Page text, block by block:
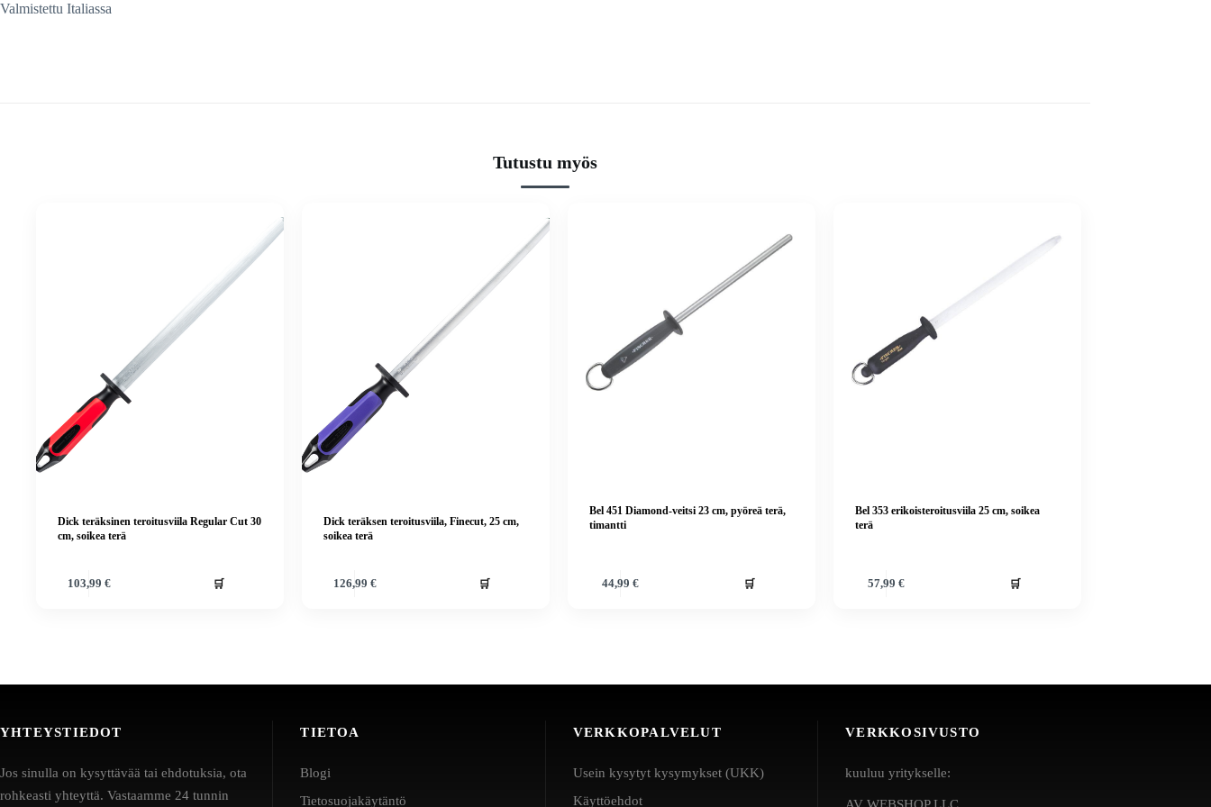
Valmistettu Italiassa
Tutustu myös
Dick teräksinen teroitusviila Regular Cut 30
cm, soikea terä
103,99 € 🛒
Dick teräksen teroitusviila, Finecut, 25 cm,
soikea terä
126,99 € 🛒
Bel 451 Diamond-veitsi 23 cm, pyöreä terä,
timantti
44,99 € 🛒
Bel 353 erikoisteroitusviila 25 cm, soikea
terä
57,99 € 🛒
YHTEYSTIEDOT
Jos sinulla on kysyttävää tai ehdotuksia, ota
rohkeasti yhteyttä. Vastaamme 24 tunnin
TIETOA
Blogi
Tietosuojakäytäntö
VERKKOPALVELUT
Usein kysytyt kysymykset (UKK)
Käyttöehdot
VERKKOSIVUSTO
kuuluu yritykselle:
AV WEBSHOP LLC